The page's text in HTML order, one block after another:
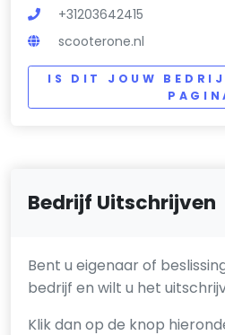
+31203642415
scooterone.nl
IS DIT JOUW
Bedrijf Uitschrijven
Bent u eigenaar of
bedrijf en wilt u het
Klik dan op de knop